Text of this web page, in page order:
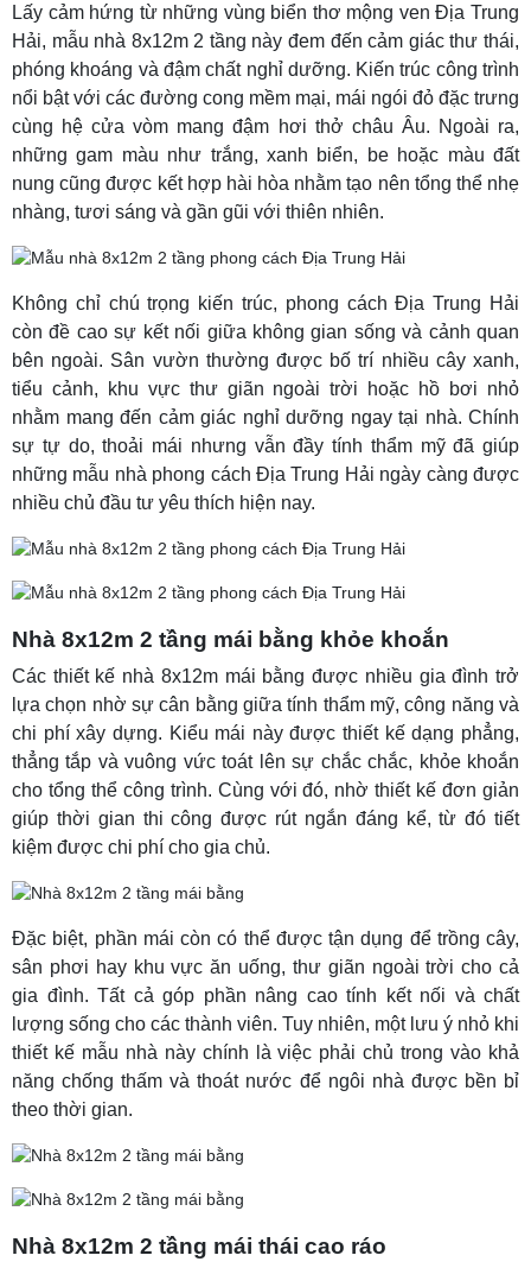
Lấy cảm hứng từ những vùng biển thơ mộng ven Địa Trung
Hải, mẫu nhà 8x12m 2 tầng này đem đến cảm giác thư thái,
phóng khoáng và đậm chất nghỉ dưỡng. Kiến trúc công trình
nổi bật với các đường cong mềm mại, mái ngói đỏ đặc trưng
cùng hệ cửa vòm mang đậm hơi thở châu Âu. Ngoài ra,
những gam màu như trắng, xanh biển, be hoặc màu đất
nung cũng được kết hợp hài hòa nhằm tạo nên tổng thể nhẹ
nhàng, tươi sáng và gần gũi với thiên nhiên.
Không chỉ chú trọng kiến trúc, phong cách Địa Trung Hải
còn đề cao sự kết nối giữa không gian sống và cảnh quan
bên ngoài. Sân vườn thường được bố trí nhiều cây xanh,
tiểu cảnh, khu vực thư giãn ngoài trời hoặc hồ bơi nhỏ
nhằm mang đến cảm giác nghỉ dưỡng ngay tại nhà. Chính
sự tự do, thoải mái nhưng vẫn đầy tính thẩm mỹ đã giúp
những mẫu nhà phong cách Địa Trung Hải ngày càng được
nhiều chủ đầu tư yêu thích hiện nay.
Nhà 8x12m 2 tầng mái bằng khỏe khoắn
Các thiết kế nhà 8x12m mái bằng được nhiều gia đình trở
lựa chọn nhờ sự cân bằng giữa tính thẩm mỹ, công năng và
chi phí xây dựng. Kiểu mái này được thiết kế dạng phẳng,
thẳng tắp và vuông vức toát lên sự chắc chắc, khỏe khoắn
cho tổng thể công trình. Cùng với đó, nhờ thiết kế đơn giản
giúp thời gian thi công được rút ngắn đáng kể, từ đó tiết
kiệm được chi phí cho gia chủ.
Đặc biệt, phần mái còn có thể được tận dụng để trồng cây,
sân phơi hay khu vực ăn uống, thư giãn ngoài trời cho cả
gia đình. Tất cả góp phần nâng cao tính kết nối và chất
lượng sống cho các thành viên. Tuy nhiên, một lưu ý nhỏ khi
thiết kế mẫu nhà này chính là việc phải chủ trong vào khả
năng chống thấm và thoát nước để ngôi nhà được bền bỉ
theo thời gian.
Nhà 8x12m 2 tầng mái thái cao ráo